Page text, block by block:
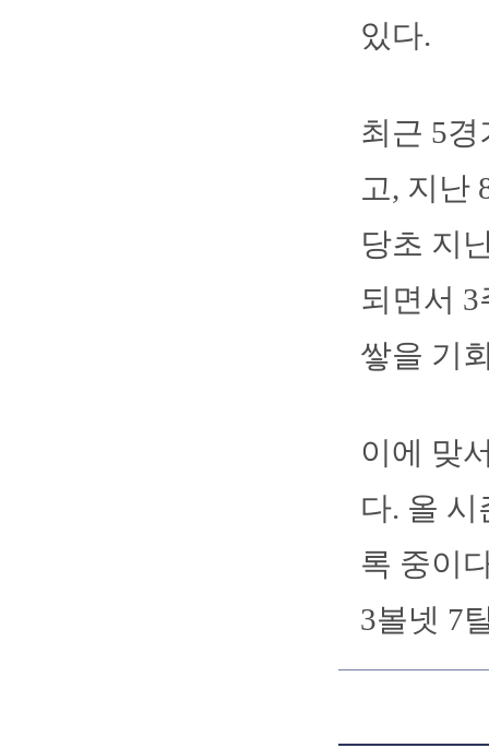
있다.
최근 5
고, 지난
당초 지
되면서
쌓을 기
이에 맞
다. 올
록 중이
3볼넷 7